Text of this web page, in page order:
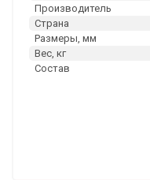
Производитель
Страна
Размеры, мм
Вес, кг
Состав